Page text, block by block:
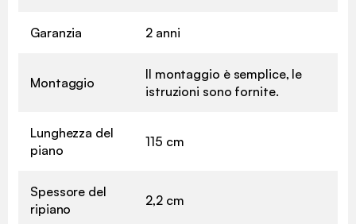
Garanzia 2 anni
Montaggio
Il montaggio è semplice, le
istruzioni sono fornite.
Lunghezza del
piano
115 cm
Spessore del
ripiano
2,2 cm